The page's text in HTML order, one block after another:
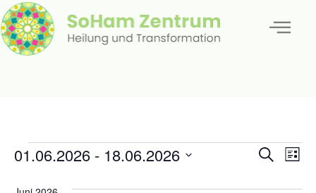
SucheListe
01.06.2026 - 18.06.2026